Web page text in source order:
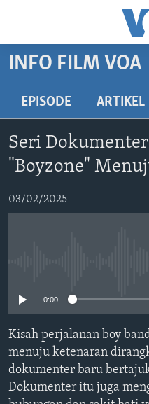
Akses
Utama
Lanjut
Utama
DUNIA
POLYGRAPH
DAFTAR PROGRAM
Learning English
Bahasa-bahasa
INFO FILM VOA
EPISODE ARTIKEL
Seri
"Boyzone"
03/02/2025
0:00
Kisah perjalanan boy
menuju ketenaran
dokumenter baru
Dokumenter itu juga